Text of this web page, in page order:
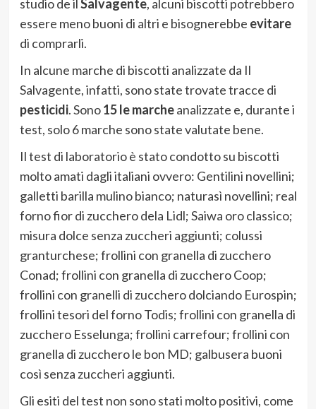
studio de ilSalvagente, alcuni biscotti potrebbero
essere meno buoni di altri e bisognerebbe evitare
di comprarli.
In alcune marche di biscotti analizzate da Il
Salvagente, infatti, sono state trovate tracce di
pesticidi. Sono15 le marcheanalizzate e, durante i
test, solo 6 marche sono state valutate bene.
Il test di laboratorio è stato condotto su biscotti
molto amati dagli italiani ovvero: Gentilini novellini;
galletti barilla mulino bianco; naturasì novellini; real
forno fior di zucchero dela Lidl; Saiwa oro classico;
misura dolce senza zuccheri aggiunti; colussi
granturchese; frollini con granella di zucchero
Conad; frollini con granella di zucchero Coop;
frollini con granelli di zucchero dolciando Eurospin;
frollini tesori del forno Todis; frollini con granella di
zucchero Esselunga; frollini carrefour; frollini con
granella di zucchero le bon MD; galbusera buoni
così senza zuccheri aggiunti.
Gli esiti del test non sono stati molto positivi, come